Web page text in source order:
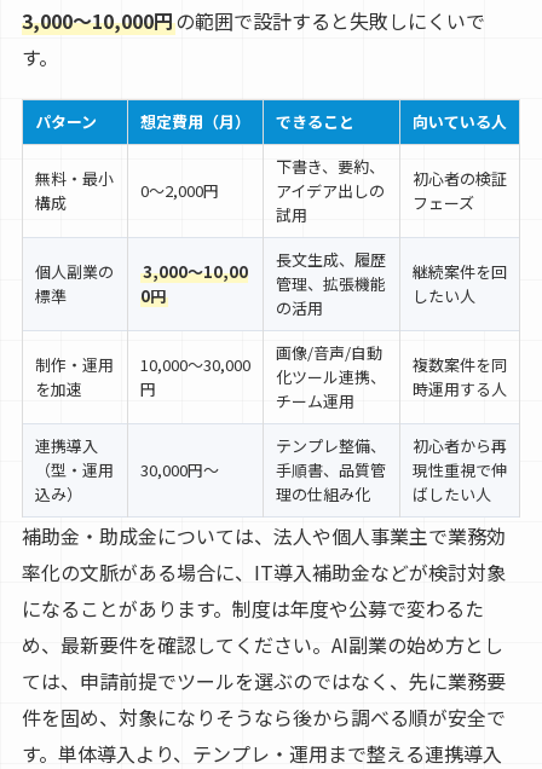
3,000〜10,000円の範囲で設計すると失敗しにくいで
す。
パターン 想定費用（月） できること 向いている人
無料・最小
構成
0〜2,000円
下書き、要約、
アイデア出しの
試用
初心者の検証
フェーズ
個人副業の
標準
3,000〜10,00
0円
長文生成、履歴
管理、拡張機能
の活用
継続案件を回
したい人
制作・運用
を加速
10,000〜30,000
円
画像/音声/自動
化ツール連携、
チーム運用
複数案件を同
時運用する人
連携導入
（型・運用
込み）
30,000円〜
テンプレ整備、
手順書、品質管
理の仕組み化
初心者から再
現性重視で伸
ばしたい人
補助金・助成金については、法人や個人事業主で業務効
率化の文脈がある場合に、IT導入補助金などが検討対象
になることがあります。制度は年度や公募で変わるた
め、最新要件を確認してください。AI副業の始め方とし
ては、申請前提でツールを選ぶのではなく、先に業務要
件を固め、対象になりそうなら後から調べる順が安全で
す。単体導入より、テンプレ・運用まで整える連携導入